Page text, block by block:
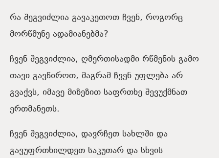
რა შეგვიძლია გავაკეთოთ ჩვენ, როგორც
მორწმუნე ადამიანებმა?
ჩვენ შეგვიძლია, ღმერთისადმი რწმენის გამო
თავი გავწიროთ, მაგრამ ჩვენ უფლება არ
გვაქვს, იმავე მიზეზით საფრთხე შევუქმნათ
ერთმანეთს.
ჩვენ შეგვიძლია, დავრჩეთ სახლში და
გავუფრთხილდეთ საკუთარ და სხვის